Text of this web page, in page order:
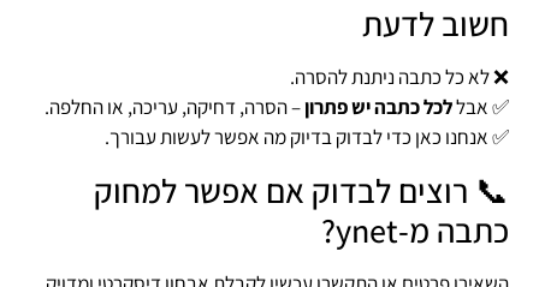
חשוב לדעת
❌ לא כל כתבה ניתנת להסרה.
✅ אבללכל כתבה יש פתרון– הסרה, דחיקה, עריכה, או החלפה.
✅ אנחנו כאן כדי לבדוק בדיוק מה אפשר לעשות עבורך.
📞 רוצים לבדוק אם אפשר למחוק
כתבה מ-ynet?